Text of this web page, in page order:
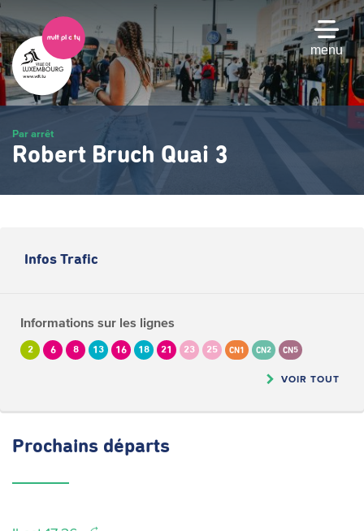
Passer
au
contenu
principal
menu
Par arrêt
Robert Bruch Quai 3
Infos Trafic
Informations sur les lignes
2 6 8 13 16 18 21 23 25 CN1 CN2 CN5
VOIR TOUT
Prochains départs